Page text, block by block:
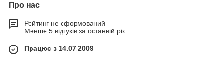
Про нас
Рейтинг не сформований
Менше 5 відгуків за останній рік
Працює з 14.07.2009